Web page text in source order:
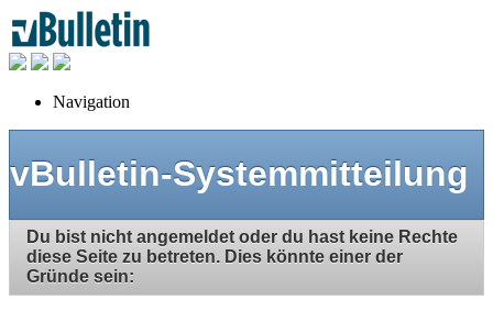
Navigation
vBulletin-Systemmitteilung
Du bist nicht angemeldet oder du hast keine Rechte
diese Seite zu betreten. Dies könnte einer der
Gründe sein: